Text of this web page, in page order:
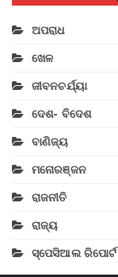
ଅପରାଧ
ଖେଳ
ଜୀବନଚର୍ଯ୍ୟା
ଦେଶ- ବିଦେଶ
ବାଣିଜ୍ୟ
ମନୋରଞ୍ଜନ
ରାଜନୀତି
ରାଜ୍ୟ
ସ୍ପେସିଆଲ ରିପୋର୍ଟ